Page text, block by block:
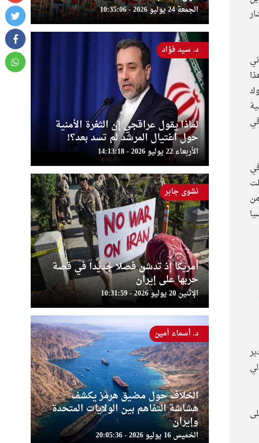
الجمعة 24 يوليو 2026 - 10:35:06
لماذا يقول عراقجي إن الثغرة الأمنية
حول اغتيال المرشد لم تسد بعد؟!
الأربعاء 22 يوليو 2026 - 14:13:18
د. سيد فؤاد
أمريكا إذ تدشن فصلا جديدا في قصة
حربها على إيران
الإثنين 20 يوليو 2026 - 10:31:59
نشوى جابر
الخلاف حول مضيق هرمز يكشف
هشاشة التفاهم بين الولايات المتحدة
وإيران
الخميس 16 يوليو 2026 - 20:05:36
د. أسماء أمين